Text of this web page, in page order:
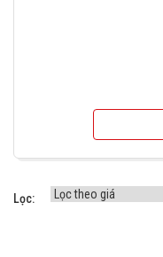
Lọc: